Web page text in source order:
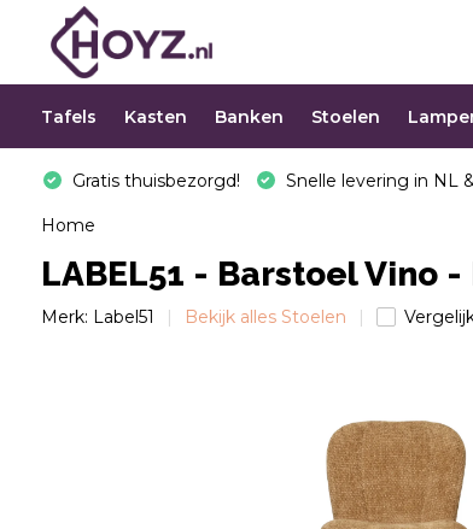
Tafels Kasten Banken Stoelen
Gratis thuisbezorgd! Snelle levering in NL
Home
LABEL51 - Barstoel Vino
Merk: Label51 Bekijk alles Stoelen